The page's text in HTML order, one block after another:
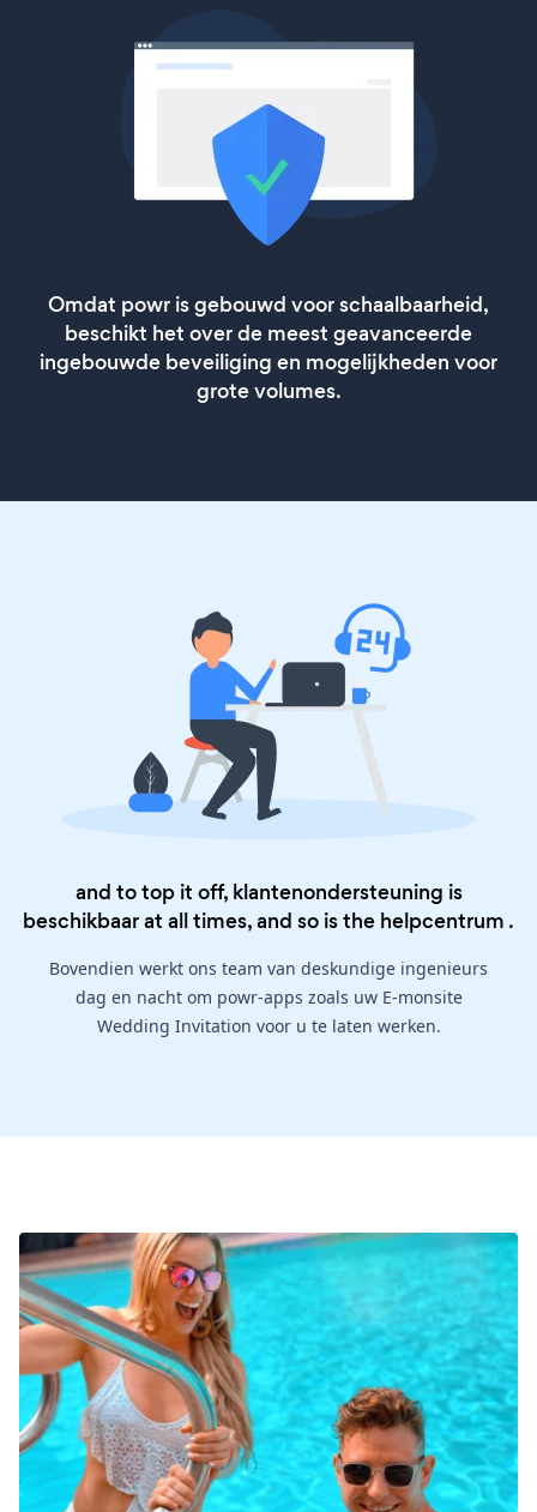
Omdat powr is gebouwd voor schaalbaarheid,
beschikt het over de meest geavanceerde
ingebouwde beveiliging en mogelijkheden voor
grote volumes.
and to top it off, klantenondersteuning is
beschikbaar at all times, and so is the helpcentrum .
Bovendien werkt ons team van deskundige ingenieurs
dag en nacht om powr-apps zoals uw E-monsite
Wedding Invitation voor u te laten werken.